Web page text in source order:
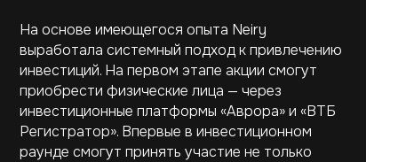
На основе имеющегося опыта Neiry
выработала системный подход к привлечению
инвестиций. На первом этапе акции смогут
приобрести физические лица — через
инвестиционные платформы «Аврора» и «ВТБ
Регистратор». Впервые в инвестиционном
раунде смогут принять участие не только